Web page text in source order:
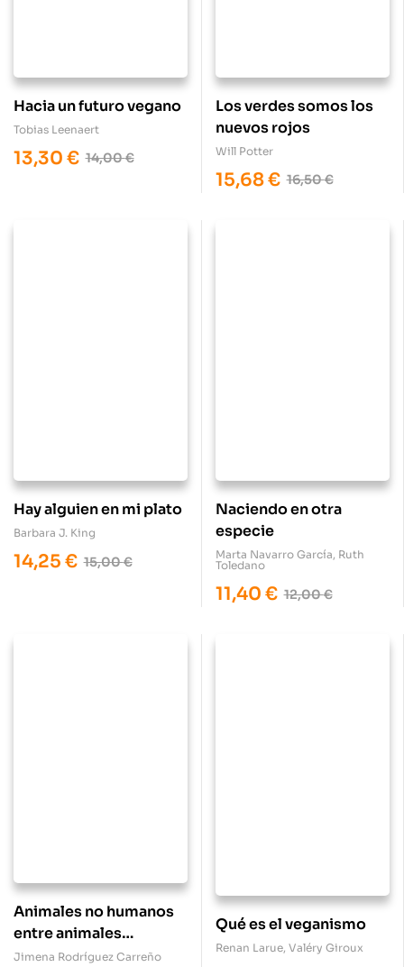
Hacia un futuro vegano
Tobias Leenaert
14,00€
13,30 €
Los verdes somos los
nuevos rojos
Will Potter
16,50€
15,68€
Hay alguien en mi plato
Barbara J. King
15,00€
14,25 €
Naciendo en otra
especie
Marta Navarro García, Ruth
Toledano
12,00€
11,40 €
Animales no humanos
entre animales
humanos
Jimena Rodríguez Carreño
Qué es el veganismo
Renan Larue, Valéry Giroux